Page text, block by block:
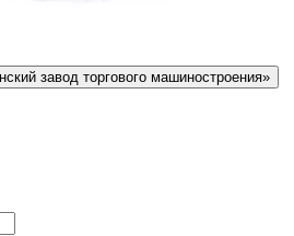
завод торгового машиностроения»